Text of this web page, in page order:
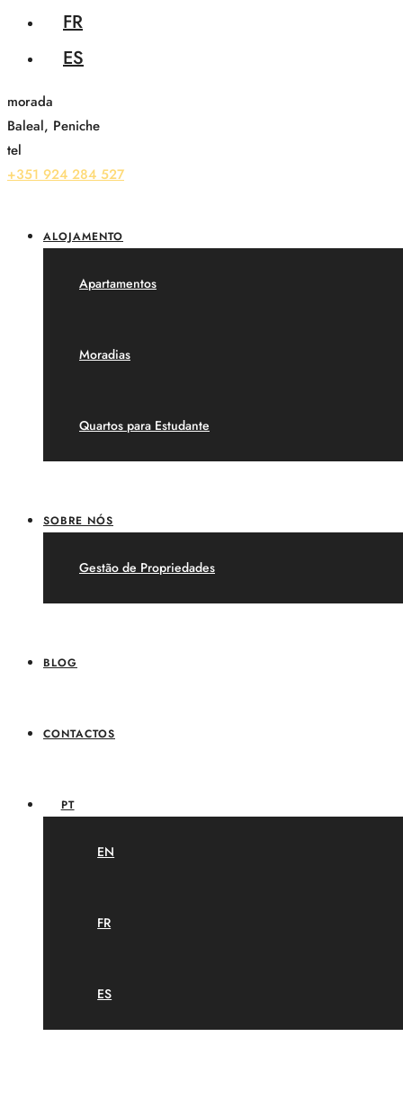
FR
ES
morada
Baleal, Peniche
tel
+351 924 284 527
ALOJAMENTO
Apartamentos
Moradias
Quartos para Estudante
SOBRE NÓS
Gestão de Propriedades
BLOG
CONTACTOS
PT
EN
FR
ES